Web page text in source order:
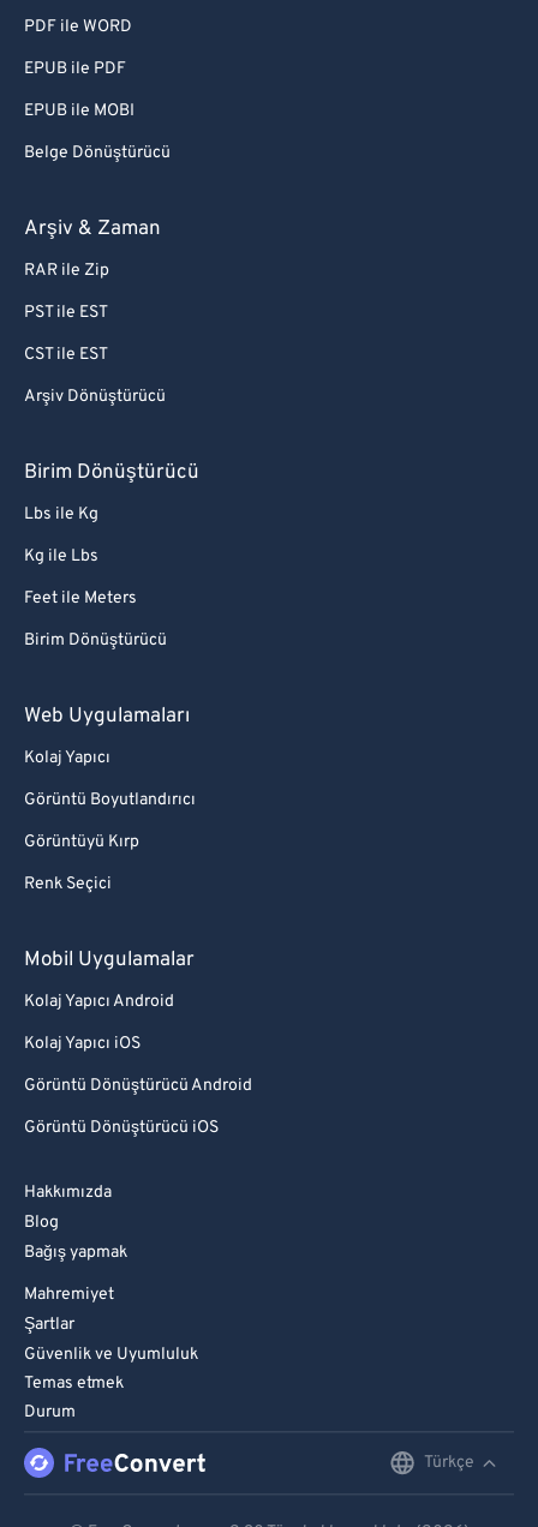
PDF ile WORD
EPUB ile PDF
EPUB ile MOBI
Belge Dönüştürücü
Arşiv & Zaman
RAR ile Zip
PST ile EST
CST ile EST
Arşiv Dönüştürücü
Birim Dönüştürücü
Lbs ile Kg
Kg ile Lbs
Feet ile Meters
Birim Dönüştürücü
Web Uygulamaları
Kolaj Yapıcı
Görüntü Boyutlandırıcı
Görüntüyü Kırp
Renk Seçici
Mobil Uygulamalar
Kolaj Yapıcı Android
Kolaj Yapıcı iOS
Görüntü Dönüştürücü Android
Görüntü Dönüştürücü iOS
Hakkımızda
Blog
Bağış yapmak
Mahremiyet
Şartlar
Güvenlik ve Uyumluluk
Temas etmek
Durum
Türkçe